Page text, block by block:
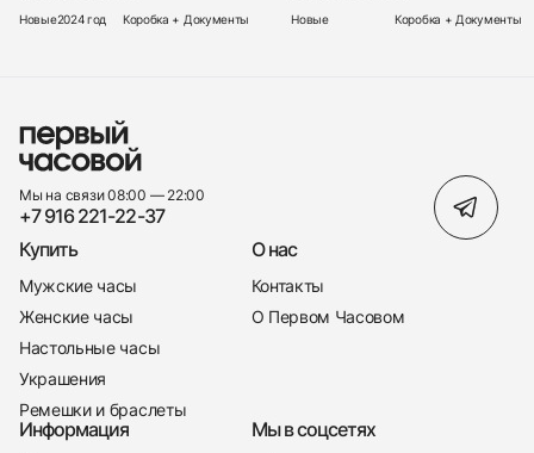
Новые2024 год Коробка + Документы Новые Коробка + Документы
Мы на связи 08:00 — 22:00
+7 916 221-22-37
Купить
Мужские часы
Женские часы
Настольные часы
Украшения
Ремешки и браслеты
О нас
Контакты
О Первом Часовом
Информация Мы в соцсетях